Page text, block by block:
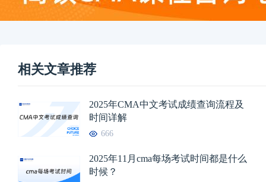
相关文章推荐
2025年CMA中文考试成绩查询流程及
时间详解
666
2025年11月cma每场考试时间都是什么
时候？